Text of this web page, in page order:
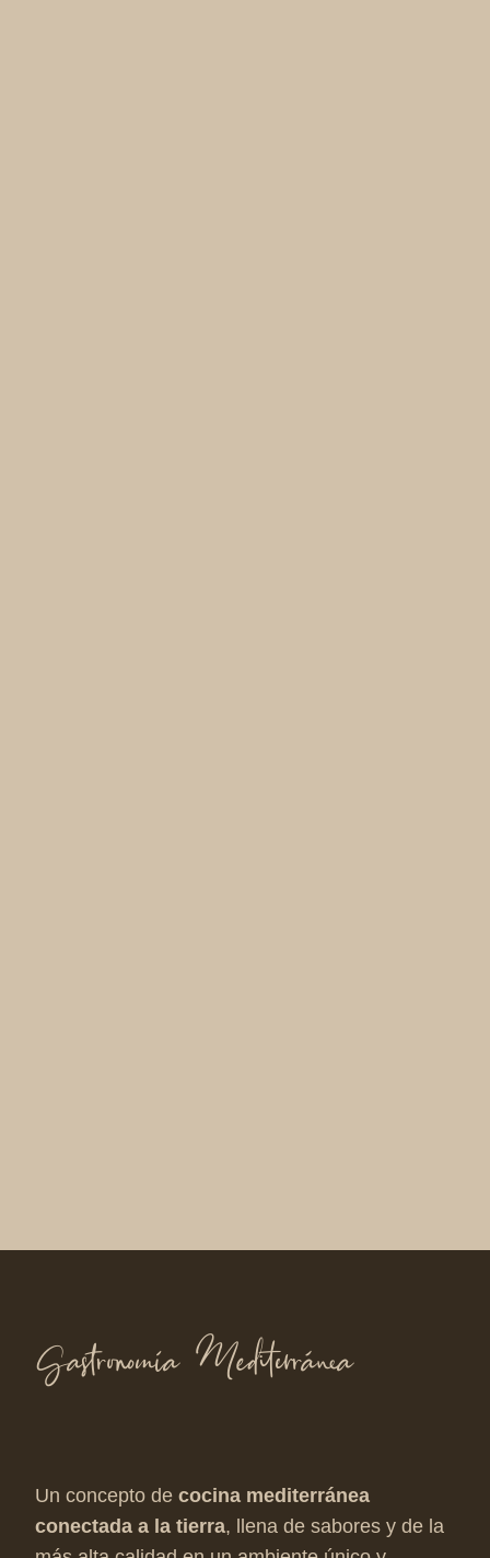
Gastronomía Mediterránea
Un concepto de cocina mediterránea
conectada a la tierra, llena de sabores y de la